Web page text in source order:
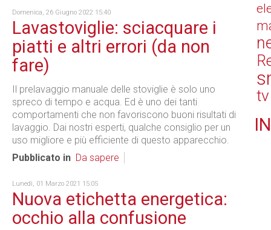
Domenica, 26 Giugno 2022 15:40
Lavastoviglie: sciacquare i
piatti e altri errori (da non
fare)
Il prelavaggio manuale delle stoviglie è solo uno
spreco di tempo e acqua. Ed è uno dei tanti
comportamenti che non favoriscono buoni risultati di
lavaggio. Dai nostri esperti, qualche consiglio per un
uso migliore e più efficiente di questo apparecchio.
Pubblicato in Da sapere
Lunedì, 01 Marzo 2021 15:05
Nuova etichetta energetica:
occhio alla confusione
tv
IN